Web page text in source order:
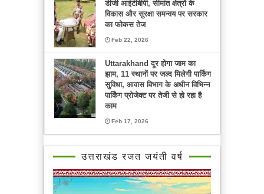
डीजी आईटीबीपी, सीमांत क्षेत्रों के
विकास और सुरक्षा समन्वय पर सरकार
का फोकस तेज
Feb 22, 2026
Uttarakhand दूर होगा जाम का
झाम, 11 स्थानों पर जल्द मिलेगी पार्किंग
सुविधा, आवास विभाग के अधीन विभिन्न
पार्किंग प्रोजेक्ट पर तेजी से हो रहा है
काम
Feb 17, 2026
उत्तराखंड रजत जयंती वर्ष